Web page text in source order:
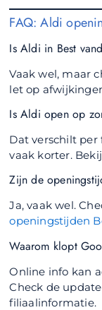
FAQ: Aldi
Is Aldi in Best
Vaak wel, maar
let op
Is Aldi open op
Dat verschilt per
vaak korter.
Zijn de
Ja, vaak wel.
openingstijden
Waarom klopt
Online info kan
Check de
filiaalinformatie.